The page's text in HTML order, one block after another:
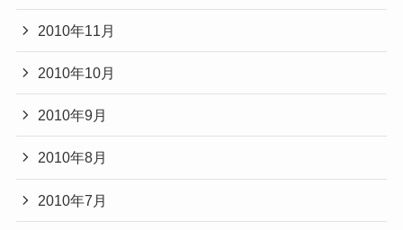
2010年11月
2010年10月
2010年9月
2010年8月
2010年7月